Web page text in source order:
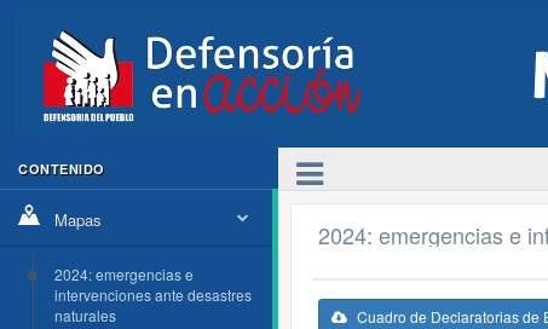
CONTENIDO
Mapas
2024: emergencias e
intervenciones ante desastres
naturales
2024: emergencias e
Cuadro de Declaratorias de